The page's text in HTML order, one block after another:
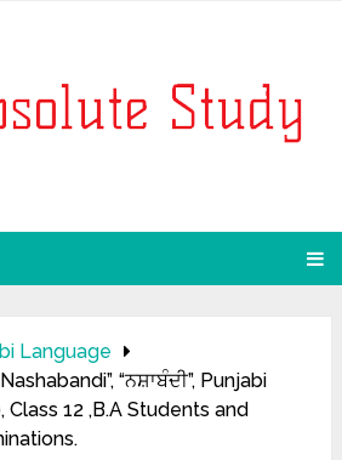
Language
“ਨਸ਼ਾਬੰਦੀ”, Punjabi
Class 12 ,B.A Students and